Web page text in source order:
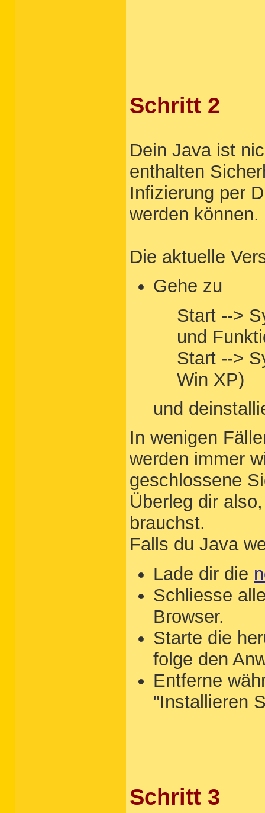
Schritt 2
Dein Java ist
enthalten
Infizierung per
werden können.
Die aktuelle
Gehe zu
Start -->
und
Start -->
Win XP)
und
In wenigen
werden immer
geschlossene
Überleg dir
brauchst.
Falls du Java
Lade dir die
Schliesse
Browser.
Starte die
folge den
Entferne
"Installieren
Schritt 3